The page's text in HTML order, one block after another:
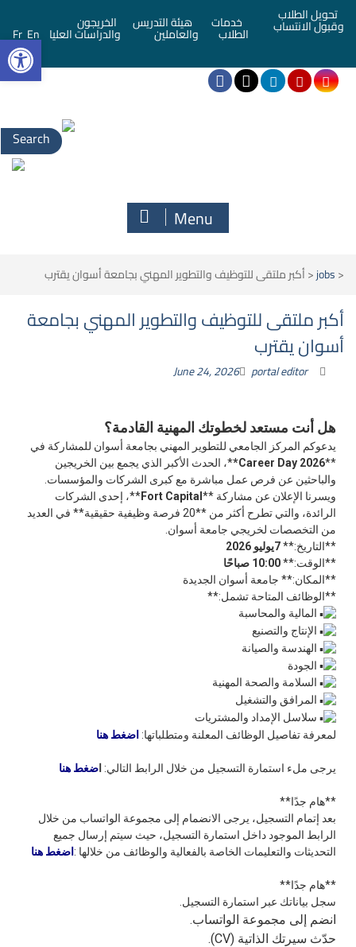
تحويل الطلاب
وقبول الانتساب خدمات
الطلاب
هيئة التدريس
والعاملين
الخريجون
والدراسات العليا En
Fr
Menu
<
jobs
<أكبر ملتقى للتوظيف والتطوير المهني بجامعة أسوان يقترب
أكبر ملتقى للتوظيف والتطوير المهني بجامعة
أسوان يقترب
June 24, 2026 portal editor
هل أنت مستعد لخطوتك المهنية القادمة؟
يدعوكم المركز الجامعي للتطوير المهني بجامعة أسوان للمشاركة في
**
Career Day 2026* *، الحدث الأكبر الذي يجمع بين الخريجين
والباحثين عن فرص عمل مباشرة مع كبرى الشركات والمؤسسات.
ويسرنا الإعلان عن مشاركة ** Fort Capital**، إحدى الشركات
الرائدة، والتي تطرح أكثر من **20 فرصة وظيفية حقيقية** في العديد
من التخصصات لخريجي جامعة أسوان.
**التاريخ:**7يوليو 2026
**الوقت:**10:00 صباحًا
**المكان:** جامعة أسوان الجديدة
**الوظائف المتاحة تشمل:**
المالية والمحاسبة
الإنتاج والتصنيع
الهندسة والصيانة
الجودة
السلامة والصحة المهنية
المرافق والتشغيل
سلاسل الإمداد والمشتريات
لمعرفة تفاصيل الوظائف المعلنة ومتطلباتها: اضغط هنا
يرجى ملء استمارة التسجيل من خلال الرابط التالي: ضغط هنا
**هام جدًا**
بعد إتمام التسجيل، يرجى الانضمام إلى مجموعة الواتساب من خلال
الرابط الموجود داخل استمارة التسجيل، حيث سيتم إرسال جميع
التحديثات والتعليمات الخاصة بالفعالية والوظائف من خلالها : اضغط هنا
**هام جدًا**
سجل بياناتك عبر استمارة التسجيل.
انضم إلى مجموعة الواتساب.
حدّث سيرتك الذاتية (CV).